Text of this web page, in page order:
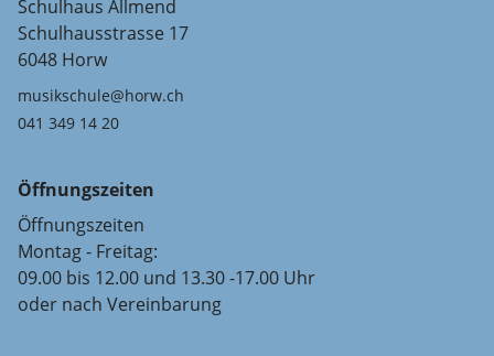
Schulhaus Allmend
Schulhausstrasse 17
6048 Horw
musikschule@horw.ch
041 349 14 20
Öffnungszeiten
Öffnungszeiten
Montag - Freitag:
09.00 bis 12.00 und 13.30 -17.00 Uhr
oder nach Vereinbarung